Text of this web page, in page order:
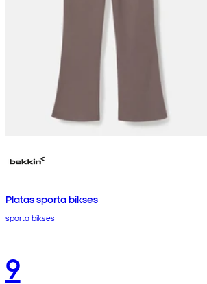
Platas sporta bikses
sporta bikses
9